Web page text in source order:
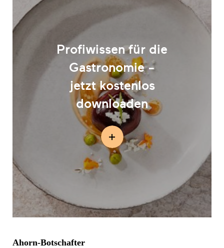
Profiwissen für die
Gastronomie -
jetzt kostenlos
downloaden
Ahorn-Botschafter